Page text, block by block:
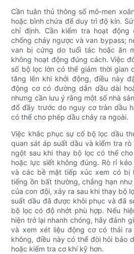
Cần tuân thủ thông số mô-men
hoặc bình chứa để duy trì độ kín.
chỉ định. Cần kiểm tra hoạt động
chống chảy ngược và van bypass;
van bị cứng do tuổi tác hoặc ăn
không hoạt động đúng cách. Việc
số bộ lọc lớn có thể giảm thời gian
tăng lên khi khởi động, điều này
động cơ có đường dẫn dầu dài
nhưng cần lưu ý rằng một số nhà
đổ đầy trước do nguy cơ tràn dầu
có thể cho phép dầu chảy ra ngoài.
Việc khắc phục sự cố bộ lọc dầu
quan sát áp suất dầu và kiểm tra
ngột sau khi thay bộ lọc có thể
hoặc lực siết không đúng. Rò rỉ
và các bề mặt tiếp xúc xem có bị
tiếng ồn bất thường, chẳng hạn
của con đội, xảy ra sau khi thay bộ
suất dầu đã được khôi phục và đã
bộ lọc có độ nhớt phù hợp. Nếu
hiện trở lại nhanh chóng, hãy đánh
và xem xét liệu động cơ có thải
không, điều này có thể đòi hỏi bảo
hoặc kiểm tra cơ khí kỹ hơn.